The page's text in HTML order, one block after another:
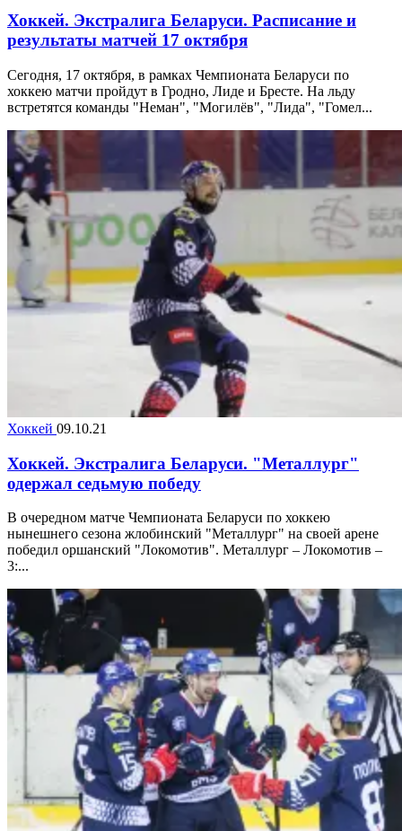
Хоккей. Экстралига Беларуси. Расписание и
результаты матчей 17 октября
Сегодня, 17 октября, в рамках Чемпионата Беларуси по
хоккею матчи пройдут в Гродно, Лиде и Бресте. На льду
встретятся команды "Неман", "Могилёв", "Лида", "Гомел...
Хоккей 09.10.21
Хоккей. Экстралига Беларуси. "Металлург"
одержал седьмую победу
В очередном матче Чемпионата Беларуси по хоккею
нынешнего сезона жлобинcкий "Металлург" на своей арене
победил оршанский "Локомотив". Металлург – Локомотив –
3:...